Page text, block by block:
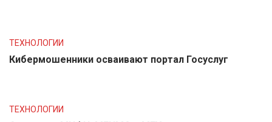
ТЕХНОЛОГИИ
Кибермошенники осваивают портал Госуслуг
ТЕХНОЛОГИИ